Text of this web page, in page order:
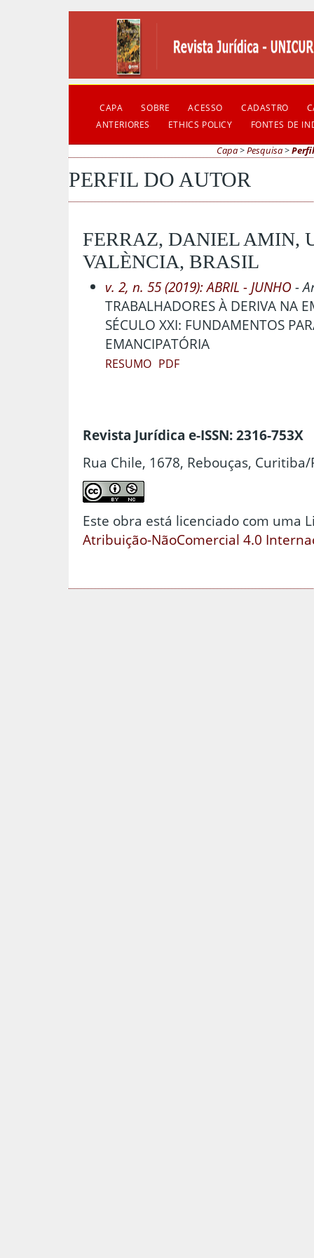
CAPA SOBRE ACESSO CADASTRO
ANTERIORES
ETHICS POLICY FONTES DE
Capa>Pesquisa>
PERFIL DO AUTOR
FERRAZ, DANIEL AMIN,
VALÈNCIA, BRASIL
v. 2, n. 55 (2019): ABRIL - JUNHO -
TRABALHADORES À DERIVA NA
SÉCULO XXI: FUNDAMENTOS
EMANCIPATÓRIA
RESUMO PDF
Revista Jurídica e-ISSN: 2316-753X
Rua Chile, 1678, Rebouças, Curitiba/
Este obra está licenciado com uma
Atribuição-NãoComercial 4.0